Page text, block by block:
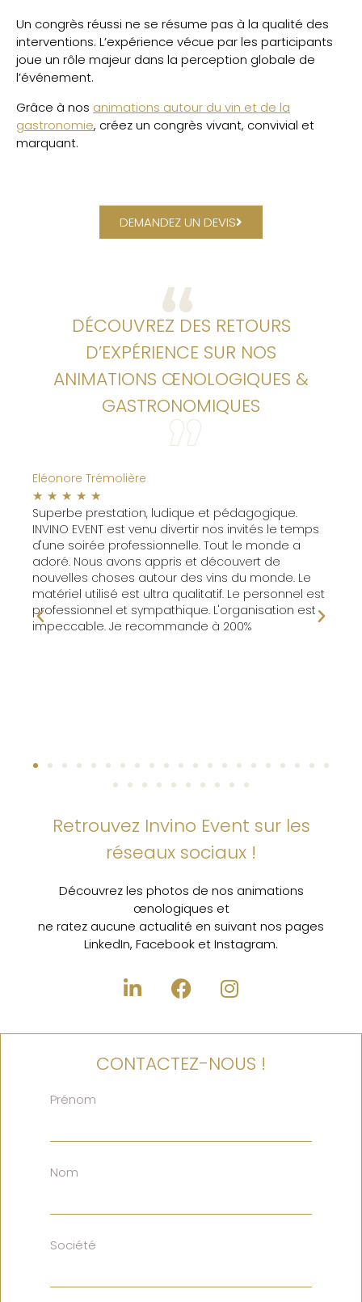
Un congrès réussi ne se résume pas à la qualité des
interventions. L’expérience vécue par les participants
joue un rôle majeur dans la perception globale de
l’événement.
Grâce à nos animations autour du vin et de la
gastronomie, créez un congrès vivant, convivial et
marquant.
DEMANDEZ UN DEVIS
DÉCOUVREZ DES RETOURS
D’EXPÉRIENCE SUR NOS
ANIMATIONS ŒNOLOGIQUES &
GASTRONOMIQUES
Eléonore Trémolière
☆ ☆ ☆ ☆ ☆
Superbe prestation, ludique et pédagogique.
INVINO EVENT est venu divertir nos invités le temps
d'une soirée professionnelle. Tout le monde a
adoré. Nous avons appris et découvert de
nouvelles choses autour des vins du monde. Le
matériel utilisé est ultra qualitatif. Le personnel est
professionnel et sympathique. L'organisation est
impeccable. Je recommande à 200%
Retrouvez Invino Event sur les
réseaux sociaux !
Découvrez les photos de nos animations
œnologiques et
ne ratez aucune actualité en suivant nos pages
LinkedIn, Facebook et Instagram.
CONTACTEZ-NOUS !
Prénom
Nom
Société